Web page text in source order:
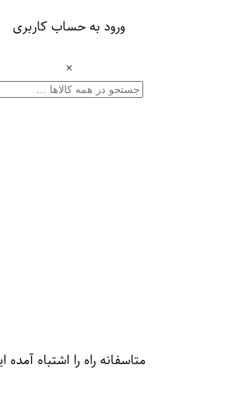
ورود به حساب کاربری
×
متاسفانه راه را اشتباه آمده